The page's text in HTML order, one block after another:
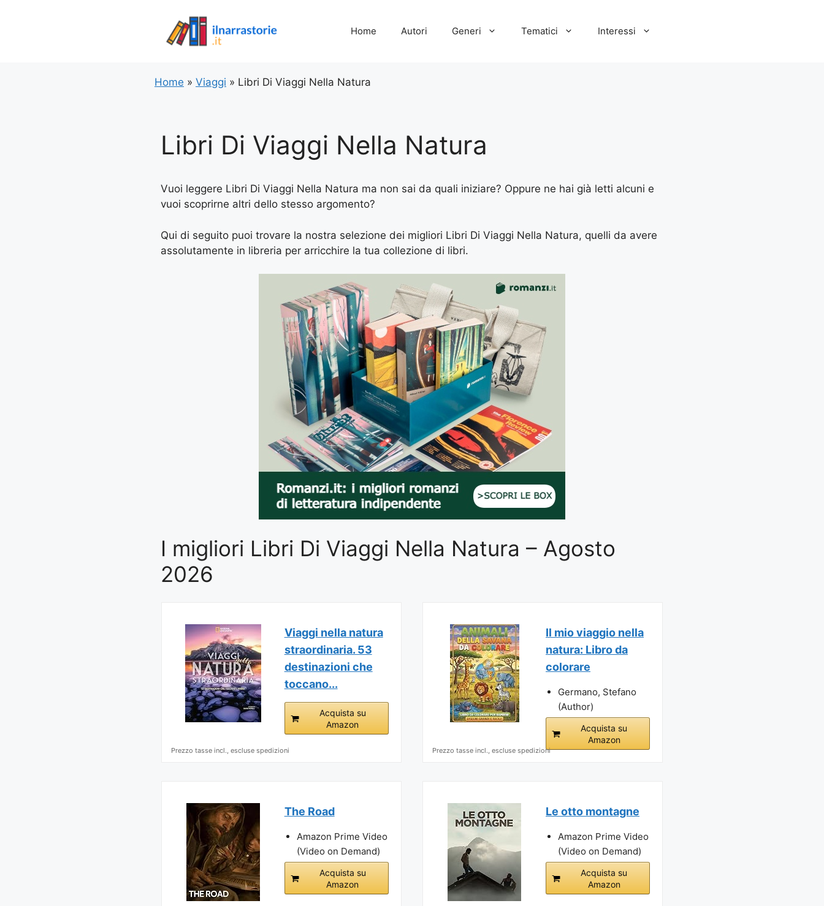
Home Autori Generi Tematici Interessi
Home » Viaggi » Libri Di Viaggi Nella Natura
Libri Di Viaggi Nella Natura
Vuoi leggere Libri Di Viaggi Nella Natura ma non sai da quali iniziare? Oppure ne hai già letti alcuni e
vuoi scoprirne altri dello stesso argomento?
Qui di seguito puoi trovare la nostra selezione dei migliori Libri Di Viaggi Nella Natura, quelli da avere
assolutamente in libreria per arricchire la tua collezione di libri.
I migliori Libri Di Viaggi Nella Natura – Agosto
2026
Viaggi nella natura
straordinaria. 53
destinazioni che
toccano...
Acquista su
Amazon
Prezzo tasse incl., escluse spedizioni
Il mio viaggio nella
natura: Libro da
colorare
Germano, Stefano
(Author)
Acquista su
Amazon
Prezzo tasse incl., escluse spedizioni
The Road
Amazon Prime Video
(Video on Demand)
Acquista su
Amazon
Le otto montagne
Amazon Prime Video
(Video on Demand)
Acquista su
Amazon